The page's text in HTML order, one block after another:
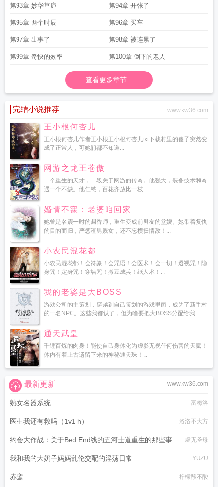
第93章 妙华草庐 第94章 开张了
第95章 两个时辰 第96章 买车
第97章 出事了 第98章 被连累了
第99章 奇快的效率 第100章 倒下的老人
查看更多章节...
完结小说推荐 www.kw36.com
王小根何杏儿
王小根何杏儿作者王小根王小根何杏儿txt下载村里的傻子突然变
成了正常人，可她们都不知道...
网游之龙王苍傲
一个重生的天才，一段关于网游的传奇。他强大，装备技术和奇
遇一个不缺。他仁慈，百花齐放比一枝...
婚情不寐：老婆咱回家
她曾是名震一时的调香师，重生变成前男友的堂嫂。她带着复仇
的目的而归，严惩渣男贱女，还不忘横扫情敌！...
小农民混花都
小农民混花都！会符篆！会咒语！会医术！会一切！透视咒！隐
身咒！定身咒！穿墙咒！撒豆成兵！纸人术！...
我的老婆是大BOSS
游戏公司的主策划，穿越到自己策划的游戏里面，成为了新手村
的一名NPC。这些我都认了，但为啥要把大BOSS分配给我...
通天武皇
千锤百炼的肉身！能使自己身体化为虚影无视任何伤害的天赋！
体内有着上古遗留下来的神秘通天珠！...
www.kw36.com
最新更新
熟女名器系统 富梅洛
医生我还有救吗（1v1 h） 洛洛不大方
约会大作战：关于Bed End线的五河士道重生的那些事 虚无圣母
我和我的大奶子妈妈乱伦交配的淫荡日常 YUZU
赤鸾 柠檬酸不酸